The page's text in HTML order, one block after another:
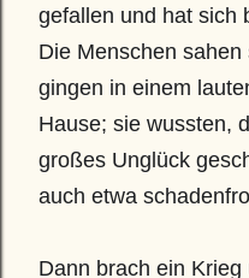
gefallen und hat sich
Die Menschen
gingen in einem
Hause; sie wussten,
großes Unglück
auch etwa
Dann brach ein